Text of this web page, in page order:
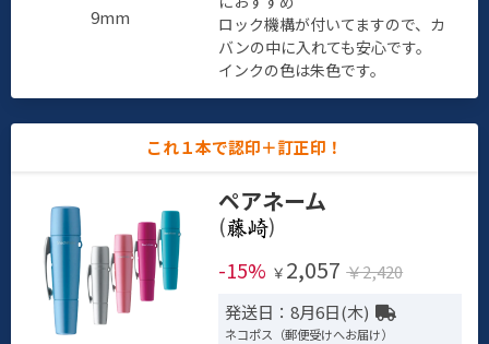
9mm
ロック機構が付いてますので、カ
バンの中に入れても安心です。
インクの色は朱色です。
これ１本で認印＋訂正印！
ペアネーム
(
)
-15% ￥ 2,057 ￥2,420
発送日：8月6日(木)
ネコポス（郵便受けへお届け）